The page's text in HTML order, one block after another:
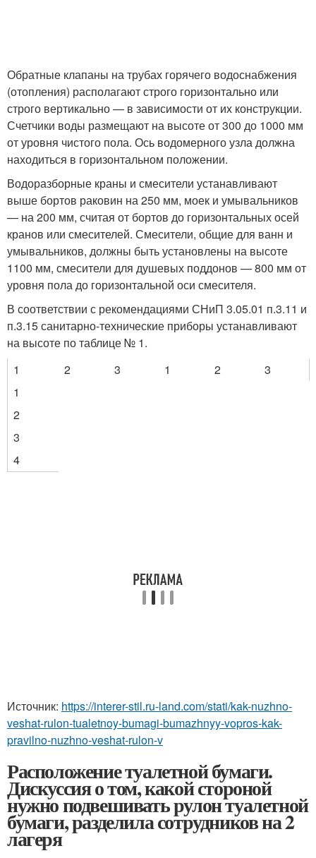
Обратные клапаны на трубах горячего водоснабжения
(отопления) располагают строго горизонтально или
строго вертикально — в зависимости от их конструкции.
Счетчики воды размещают на высоте от 300 до 1000 мм
от уровня чистого пола. Ось водомерного узла должна
находиться в горизонтальном положении.
Водоразборные краны и смесители устанавливают
выше бортов раковин на 250 мм, моек и умывальников
— на 200 мм, считая от бортов до горизонтальных осей
кранов или смесителей. Смесители, общие для ванн и
умывальников, должны быть установлены на высоте
1100 мм, смесители для душевых поддонов — 800 мм от
уровня пола до горизонтальной оси смесителя.
В соответствии с рекомендациями СНиП 3.05.01 п.3.11 и
п.3.15 санитарно-технические приборы устанавливают
на высоте по таблице № 1.
1
2 3 1 2
3
1
2
3
4
Источник: https://interer-stil.ru-land.com/stati/kak-nuzhno-
veshat-rulon-tualetnoy-bumagi-bumazhnyy-vopros-kak-
pravilno-nuzhno-veshat-rulon-v
Расположение туалетной бумаги.
Дискуссия о том, какой стороной
нужно подвешивать рулон туалетной
бумаги, разделила сотрудников на 2
лагеря